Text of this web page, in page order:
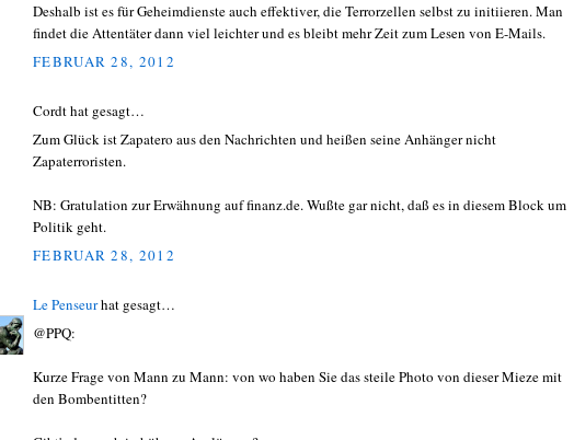
Deshalb ist es für Geheimdienste auch effektiver, die Terrorzellen selbst zu initiieren. Man
findet die Attentäter dann viel leichter und es bleibt mehr Zeit zum Lesen von E-Mails.
FEBRUAR 28, 2012
Cordt hat gesagt…
Zum Glück ist Zapatero aus den Nachrichten und heißen seine Anhänger nicht
Zapaterroristen.
NB: Gratulation zur Erwähnung auf finanz.de. Wußte gar nicht, daß es in diesem Block um
Politik geht.
FEBRUAR 28, 2012
Le Penseurhat gesagt…
@PPQ:
Kurze Frage von Mann zu Mann: von wo haben Sie das steile Photo von dieser Mieze mit
den Bombentitten?